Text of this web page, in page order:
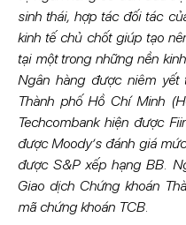
sinh thái, hợp tác đối tác
kinh tế chủ chốt giúp tạo
tại một trong những nền
Ngân hàng được niêm yết
Thành phố Hồ Chí Minh
Techcombank hiện được
được Moody’s đánh giá
được S&P xếp hạng BB.
Giao dịch Chứng khoán
mã chứng khoán TCB.